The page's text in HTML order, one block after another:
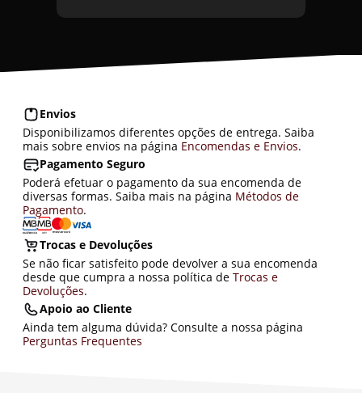
Envios
Disponibilizamos diferentes opções de entrega. Saiba
mais sobre envios na página Encomendas e Envios.
Pagamento Seguro
Poderá efetuar o pagamento da sua encomenda de
diversas formas. Saiba mais na página Métodos de
Pagamento.
Trocas e Devoluções
Se não ficar satisfeito pode devolver a sua encomenda
desde que cumpra a nossa política de Trocas e
Devoluções.
Apoio ao Cliente
Ainda tem alguma dúvida? Consulte a nossa página
Perguntas Frequentes